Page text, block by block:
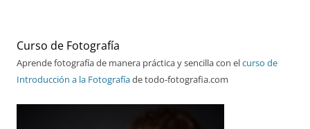
Curso de Fotografía
Aprende fotografía de manera práctica y sencilla con elcurso de
Introducción a la Fotografíade todo-fotografia.com